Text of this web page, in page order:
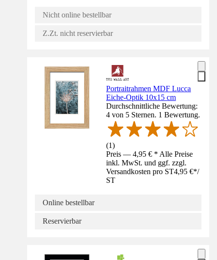
Nicht online bestellbar
Z.Zt. nicht reservierbar
Portraitrahmen MDF Lucca
Eiche-Optik 10x15 cm
Durchschnittliche Bewertung:
4 von 5 Sternen. 1 Bewertung.
(1)
Preis — 4,95 € * Alle Preise
inkl. MwSt. und ggf. zzgl.
Versandkosten pro ST4,95 €*/
ST
Online bestellbar
Reservierbar